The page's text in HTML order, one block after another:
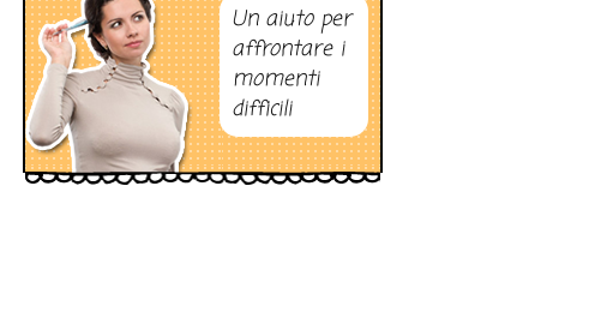
Un aiuto per
affrontare i
momenti
difficili